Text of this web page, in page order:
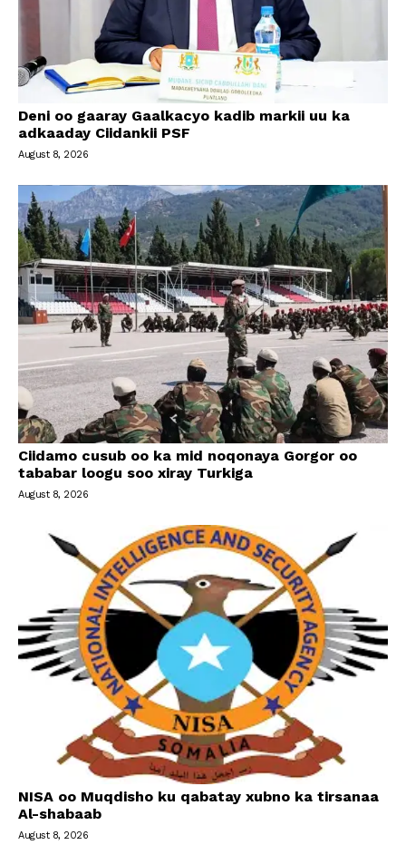
Deni oo gaaray Gaalkacyo kadib markii uu ka
adkaaday Ciidankii PSF
August 8, 2026
Ciidamo cusub oo ka mid noqonaya Gorgor oo
tababar loogu soo xiray Turkiga
August 8, 2026
NISA oo Muqdisho ku qabatay xubno ka tirsanaa
Al-shabaab
August 8, 2026